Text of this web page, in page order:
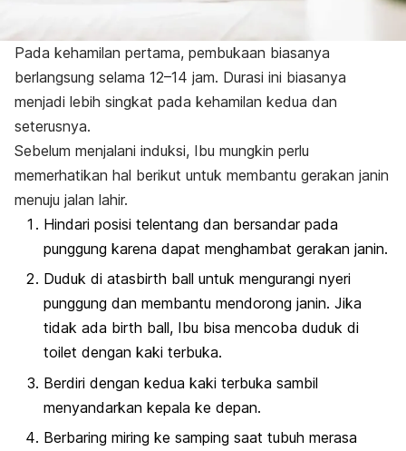
Pada kehamilan pertama, pembukaan biasanya
berlangsung selama 12–14 jam. Durasi ini biasanya
menjadi lebih singkat pada kehamilan kedua dan
seterusnya.
Sebelum menjalani induksi, Ibu mungkin perlu
memerhatikan hal berikut untuk membantu gerakan janin
menuju jalan lahir.
Hindari posisi telentang dan bersandar pada
punggung karena dapat menghambat gerakan janin.
Duduk di atasbirth ball untuk mengurangi nyeri
punggung dan membantu mendorong janin. Jika
tidak ada birth ball, Ibu bisa mencoba duduk di
toilet dengan kaki terbuka.
Berdiri dengan kedua kaki terbuka sambil
menyandarkan kepala ke depan.
Berbaring miring ke samping saat tubuh merasa